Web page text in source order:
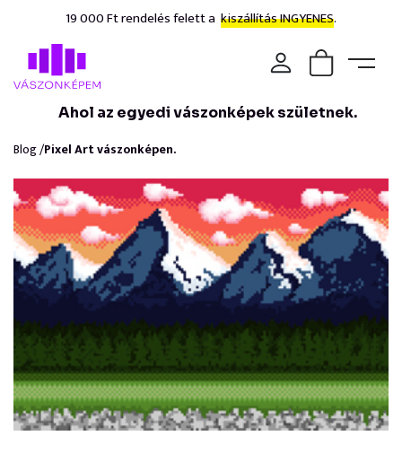
19 000 Ft rendelés felett a kiszállítás INGYENES.
Ahol az egyedi vászonképek születnek.
Blog /Pixel Art vászonképen.